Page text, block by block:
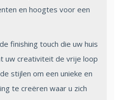
en hoogtes voor een
finishing touch die uw huis
uw creativiteit de vrije loop
stijlen om een unieke en
te creëren waar u zich